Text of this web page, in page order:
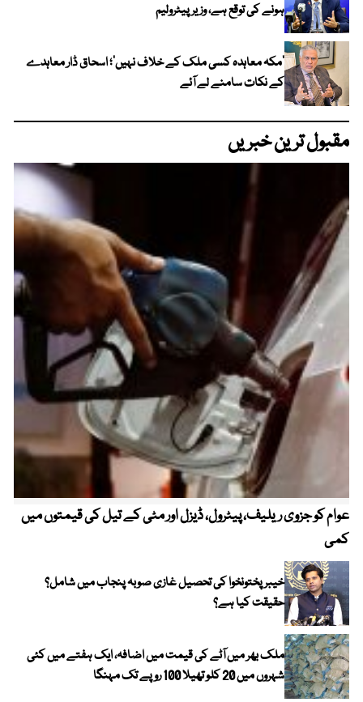
ہونے کی توقع ہے، وزیر پیٹرولیم
‘مکہ معاہدہ کسی ملک کے خلاف نہیں’؛ اسحاق ڈار معاہدے
کے نکات سامنے لے آئے
مقبول ترین خبریں
عوام کو جزوی ریلیف، پیٹرول، ڈیزل اور مٹی کے تیل کی قیمتوں میں
کمی
خیبر پختونخوا کی تحصیل غازی صوبہ پنجاب میں شامل؟
حقیقت کیا ہے؟
ملک بھر میں آٹے کی قیمت میں اضافہ، ایک ہفتے میں کئی
شہروں میں 20 کلو تھیلا 100 روپے تک مہنگا